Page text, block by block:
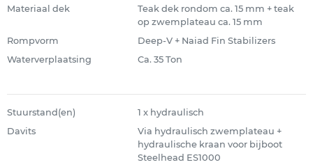
Materiaal dek
Teak dek rondom ca. 15 mm + teak
op zwemplateau ca. 15 mm
Rompvorm
Deep-V + Naiad Fin Stabilizers
Waterverplaatsing
Ca. 35 Ton
Stuurstand(en)
1 x hydraulisch
Davits
Via hydraulisch zwemplateau +
hydraulische kraan voor bijboot
Steelhead ES1000